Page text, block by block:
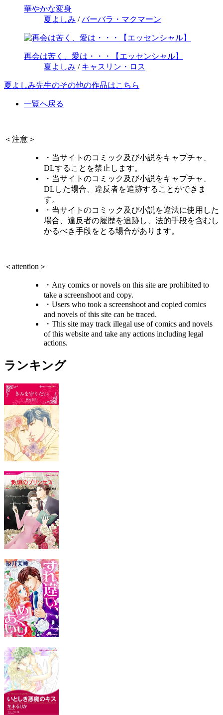
華やかな変身
夏よしみ /バーバラ・マクマーン
再会は苦く、愛は・・・【エッセンシャル】
夏よしみ / キャスリン・ロス
夏よしみ先生のその他の作品はこちら
一覧へ戻る
＜注意＞
・当サイトのコミック及び小説をキャプチャ、
DLすることを禁止します。
・当サイトのコミック及び小説をキャプチャ、
DLした場合、違反者を追跡することができま
す。
・当サイトのコミック及び小説を違法に使用した
場合、違反者の履歴を追跡し、法的手段を含むし
かるべき手段をとる場合があります。
＜attention＞
・Any comics or novels on this site are prohibited to
take a screenshoot and copy.
・Users who took a screenshoot and copied comics
and novels of this site can be traced.
・This site may track illegal use of comics and novels
of this website and take any actions including legal
actions.
ランキング